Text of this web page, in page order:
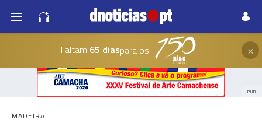
Faltam 65 diaspara os ×
PUB
MADEIRA